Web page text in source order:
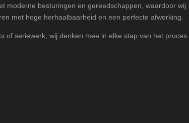
moderne besturingen en gereedschappen, waardoor wij
met hoge herhaalbaarheid en een perfecte afwerking.
of seriewerk, wij denken mee in elke stap van het proces.